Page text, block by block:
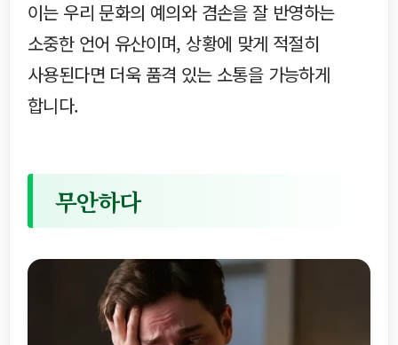
이는 우리 문화의 예의와 겸손을 잘 반영하는
소중한 언어 유산이며, 상황에 맞게 적절히
사용된다면 더욱 품격 있는 소통을 가능하게
합니다.
무안하다